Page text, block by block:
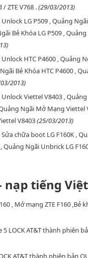
ZTE V768 .(29/03/2013)
LG P509 , Quảng
Bẻ Khóa LG P509 ,
HTC P4600 , Quảng
Bẻ Khóa HTC P4600 ,
2013)
Viettel V8403 ,
Ngãi Mở Mạng Viettel
V8403(25/03/2013)
chữa boot LG F160K ,
Quảng Ngãi Unbrick LG
nạp tiếng
, Mở mạng ZTE F160 ,Bẻ
LOCK AT&T thành phiên
AT&T thành phiên bản